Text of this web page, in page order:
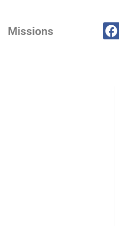
Missions